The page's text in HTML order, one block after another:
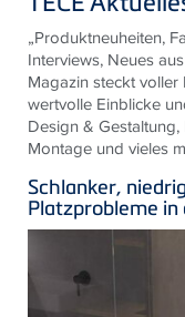
„Produktneuheiten,
Interviews, Neues
Magazin steckt
wertvolle Einblicke
Design &
Montage und vieles
Schlanker,
Platzprobleme in